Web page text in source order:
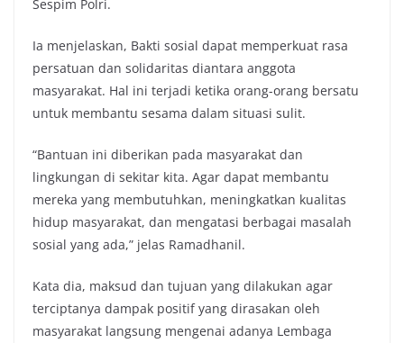
Sespim Polri.
Ia menjelaskan, Bakti sosial dapat memperkuat rasa
persatuan dan solidaritas diantara anggota
masyarakat. Hal ini terjadi ketika orang-orang bersatu
untuk membantu sesama dalam situasi sulit.
“Bantuan ini diberikan pada masyarakat dan
lingkungan di sekitar kita. Agar dapat membantu
mereka yang membutuhkan, meningkatkan kualitas
hidup masyarakat, dan mengatasi berbagai masalah
sosial yang ada,” jelas Ramadhanil.
Kata dia, maksud dan tujuan yang dilakukan agar
terciptanya dampak positif yang dirasakan oleh
masyarakat langsung mengenai adanya Lembaga